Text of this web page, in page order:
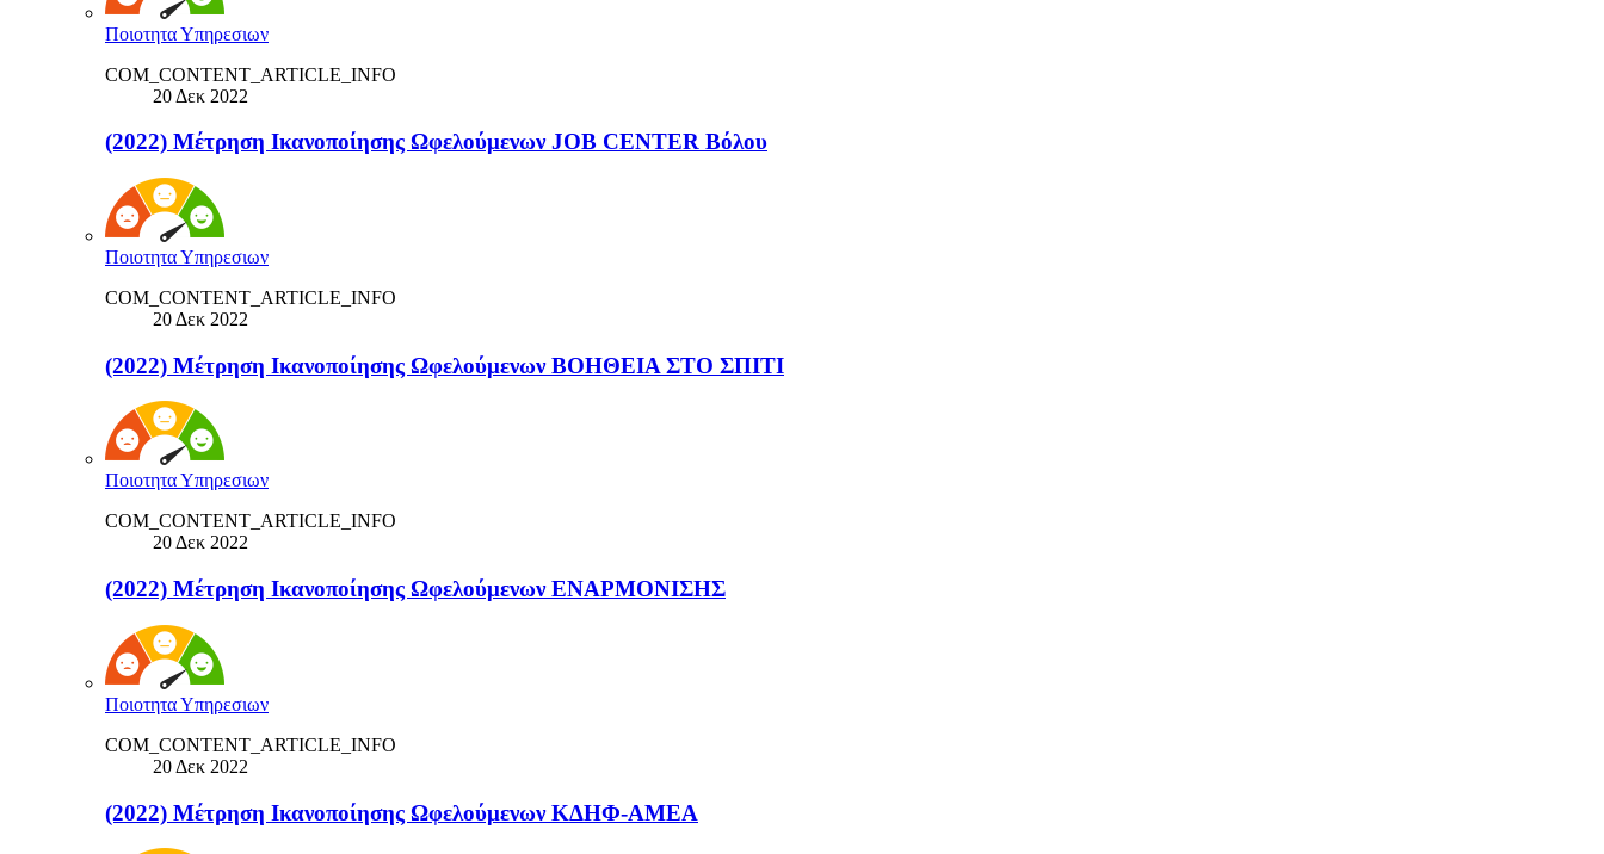
Ποιοτητα Υπηρεσιων
COM_CONTENT_ARTICLE_INFO
20 Δεκ 2022
(2022) Μέτρηση Ικανοποίησης Ωφελούμενων JOB CENTER Βόλου
Ποιοτητα Υπηρεσιων
COM_CONTENT_ARTICLE_INFO
20 Δεκ 2022
(2022) Μέτρηση Ικανοποίησης Ωφελούμενων ΒΟΗΘΕΙΑ ΣΤΟ ΣΠΙΤΙ
Ποιοτητα Υπηρεσιων
COM_CONTENT_ARTICLE_INFO
20 Δεκ 2022
(2022) Μέτρηση Ικανοποίησης Ωφελούμενων ΕΝΑΡΜΟΝΙΣΗΣ
Ποιοτητα Υπηρεσιων
COM_CONTENT_ARTICLE_INFO
20 Δεκ 2022
(2022) Μέτρηση Ικανοποίησης Ωφελούμενων ΚΔΗΦ-ΑΜΕΑ